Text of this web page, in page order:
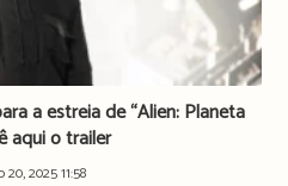
a estreia de “Alien: Planeta
aqui o trailer
20, 2025 11:58